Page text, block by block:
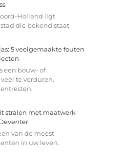
Holland ligt
die bekend staat
5 veelgemaakte fouten
een bouw- of
te verduren.
stralen met maatwerk
van de meest
in uw leven.